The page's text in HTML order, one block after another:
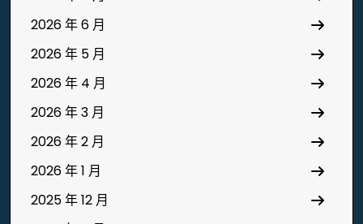
2026 年 6 月
2026 年 5 月
2026 年 4 月
2026 年 3 月
2026 年 2 月
2026 年 1 月
2025 年 12 月